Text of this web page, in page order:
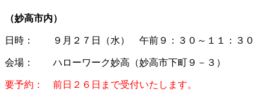
（妙高市内）
日時： ９月２７日（水） 午前９：３０～１１：３０
会場： ハローワーク妙高（妙高市下町９－３）
要予約： 前日２６日まで受付いたします。